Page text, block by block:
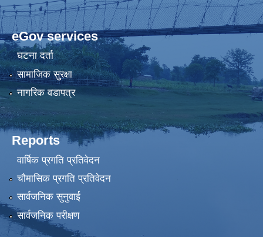
eGov services
घटना दर्ता
सामाजिक सुरक्षा
नागरिक वडापत्र
Reports
वार्षिक प्रगति प्रतिवेदन
चौमासिक प्रगति प्रतिवेदन
सार्वजनिक सुनुवाई
सार्वजनिक परीक्षण